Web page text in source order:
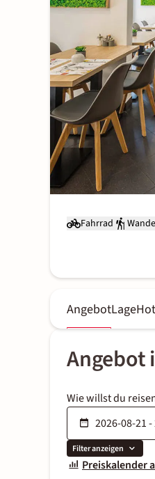
Fahrrad
AngebotLage
Angebot
Wie willst du
Filter anzeigen
Preiskalender